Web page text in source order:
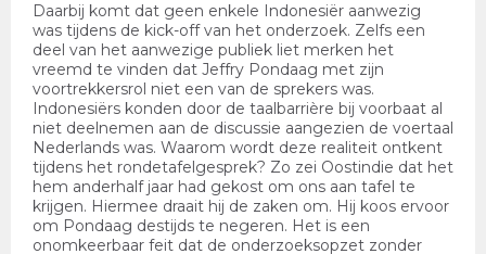
Daarbij komt dat geen enkele Indonesiër aanwezig
was tijdens de kick-off van het onderzoek. Zelfs een
deel van het aanwezige publiek liet merken het
vreemd te vinden dat Jeffry Pondaag met zijn
voortrekkersrol niet een van de sprekers was.
Indonesiërs konden door de taalbarrière bij voorbaat al
niet deelnemen aan de discussie aangezien de voertaal
Nederlands was. Waarom wordt deze realiteit ontkent
tijdens het rondetafelgesprek? Zo zei Oostindie dat het
hem anderhalf jaar had gekost om ons aan tafel te
krijgen. Hiermee draait hij de zaken om. Hij koos ervoor
om Pondaag destijds te negeren. Het is een
onomkeerbaar feit dat de onderzoeksopzet zonder